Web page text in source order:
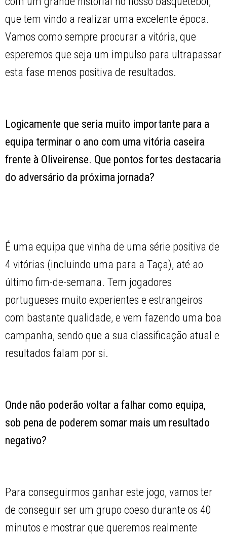
que tem vindo a realizar uma excelente época.
Vamos como sempre procurar a vitória, que
esperemos que seja um impulso para ultrapassar
esta fase menos positiva de resultados.
Logicamente que seria muito importante para a
equipa terminar o ano com uma vitória caseira
frente à Oliveirense. Que pontos fortes destacaria
do adversário da próxima jornada?
É uma equipa que vinha de uma série positiva de
4 vitórias (incluindo uma para a Taça), até ao
último fim-de-semana. Tem jogadores
portugueses muito experientes e estrangeiros
com bastante qualidade, e vem fazendo uma boa
campanha, sendo que a sua classificação atual e
resultados falam por si.
Onde não poderão voltar a falhar como equipa,
sob pena de poderem somar mais um resultado
negativo?
Para conseguirmos ganhar este jogo, vamos ter
de conseguir ser um grupo coeso durante os 40
minutos e mostrar que queremos realmente